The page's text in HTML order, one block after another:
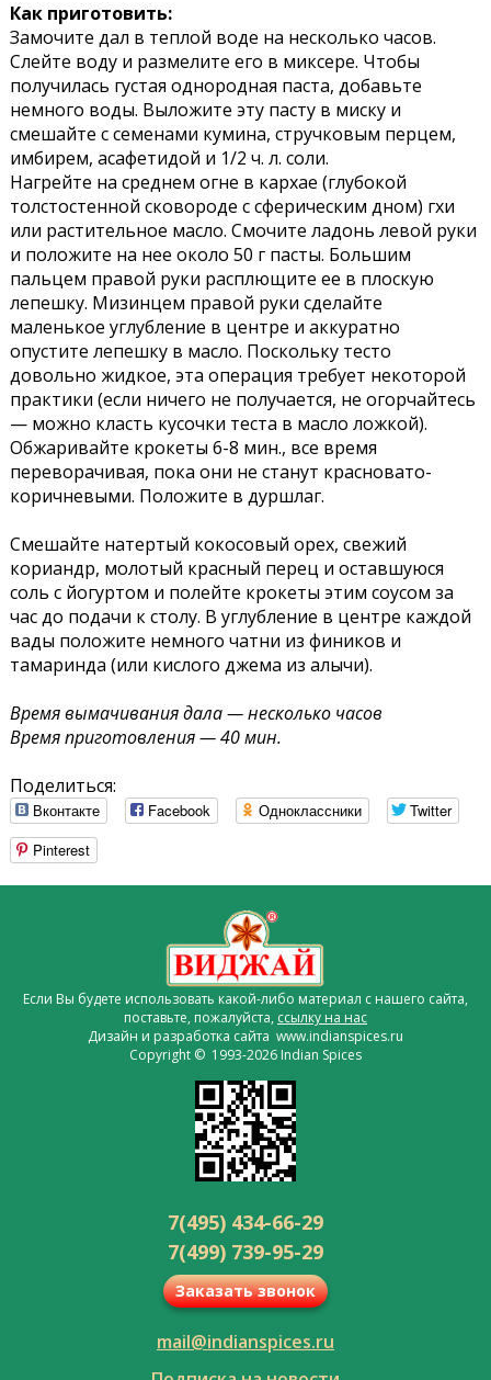
Как приготовить:
Замочите дал в теплой воде на несколько часов.
Слейте воду и размелите его в миксере. Чтобы
получилась густая однородная паста, добавьте
немного воды. Выложите эту пасту в миску и
смешайте с семенами кумина, стручковым перцем,
имбирем, асафетидой и 1/2 ч. л. соли.
Нагрейте на среднем огне в кархае (глубокой
толстостенной сковороде с сферическим дном) гхи
или растительное масло. Смочите ладонь левой руки
и положите на нее около 50 г пасты. Большим
пальцем правой руки расплющите ее в плоскую
лепешку. Мизинцем правой руки сделайте
маленькое углубление в центре и аккуратно
опустите лепешку в масло. Поскольку тесто
довольно жидкое, эта операция требует некоторой
практики (если ничего не получается, не огорчайтесь
— можно класть кусочки теста в масло ложкой).
Обжаривайте крокеты 6-8 мин., все время
переворачивая, пока они не станут красновато-
коричневыми. Положите в дуршлаг.
Смешайте натертый кокосовый орех, свежий
кориандр, молотый красный перец и оставшуюся
соль с йогуртом и полейте крокеты этим соусом за
час до подачи к столу. В углубление в центре каждой
вады положите немного чатни из фиников и
тамаринда (или кислого джема из алычи).
Время вымачивания дала — несколько часов
Время приготовления — 40 мин.
Поделиться:
Вконтакте Facebook Одноклассники
Twitter
Pinterest
Если Вы будете использовать какой-либо материал с нашего сайта,
поставьте, пожалуйста, ссылку на нас
Дизайн и разработка сайта www.indianspices.ru
Copyright © 1993-2026 Indian Spices
7(495) 434-66-29
7(499) 739-95-29
Заказать звонок
mail@indianspices.ru